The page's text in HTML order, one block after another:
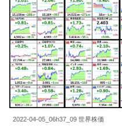
2022-04-05_06h37_09 世界株価